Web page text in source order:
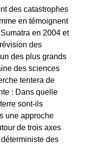
des catastrophes
en témoignent
en 2004 et
des
des plus grands
des sciences
tentera de
: Dans quelle
sont-ils
une approche
de trois axes
des